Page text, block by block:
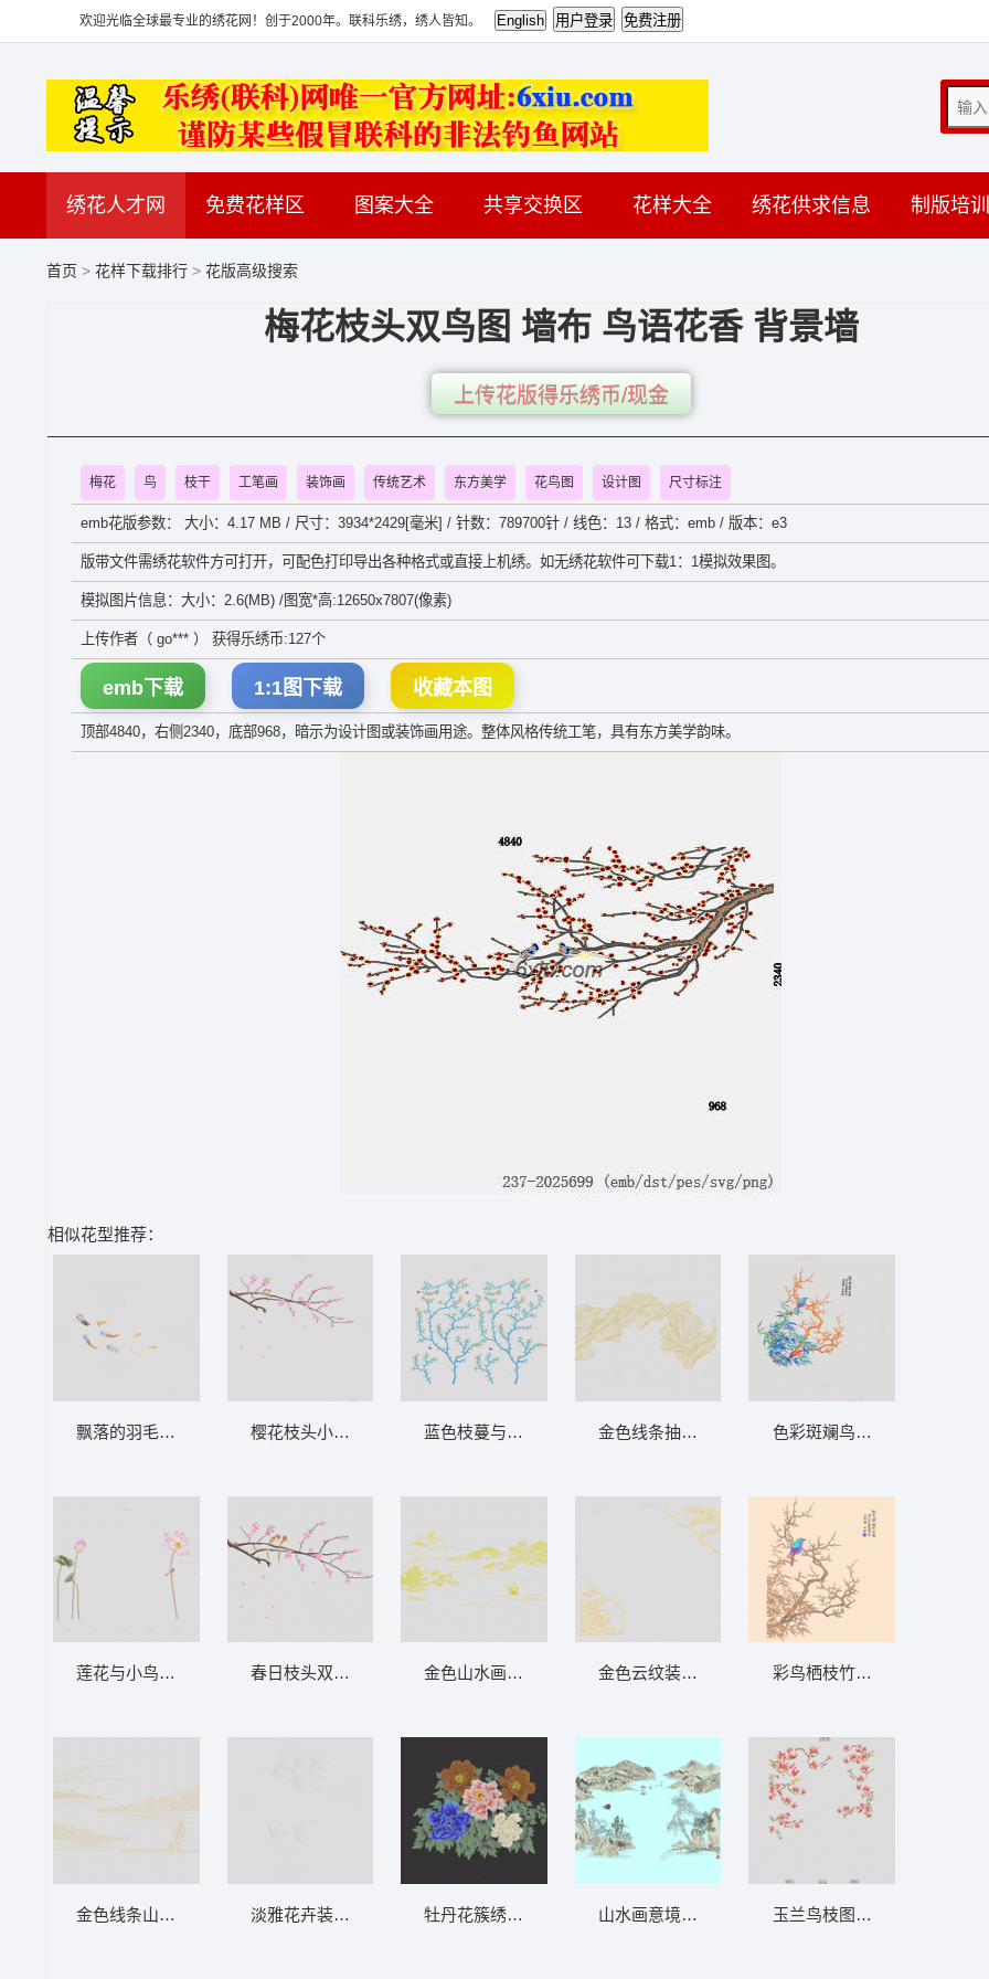
欢迎光临全球最专业的绣花网！创于2000年。联科乐绣，绣人皆知。
绣花人才网 免费花样区 图案大全 共享交换区 花样大全 绣花供求信息 制版培训
首页 > 花样下载排行 > 花版高级搜索
梅花枝头双鸟图 墙布 鸟语花香 背景墙
上传花版得乐绣币/现金
梅花 鸟 枝干 工笔画 装饰画 传统艺术 东方美学 花鸟图 设计图 尺寸标注
emb花版参数： 大小：4.17 MB / 尺寸：3934*2429[毫米] / 针数：789700针 / 线色：13 / 格式：emb / 版本：e3
版带文件需绣花软件方可打开，可配色打印导出各种格式或直接上机绣。如无绣花软件可下载1：1模拟效果图。
模拟图片信息：大小：2.6(MB) /图宽*高:12650x7807(像素)
上传作者（ go*** ） 获得乐绣币:127个
emb下载 1:1图下载 收藏本图
顶部4840，右侧2340，底部968，暗示为设计图或装饰画用途。整体风格传统工笔，具有东方美学韵味。
相似花型推荐：
飘落的羽毛与数字背景 墙布 羽毛 背景墙
莲花与小鸟静谧图景 墙布 荷花 背景墙
金色线条山水帆船图 墙布 山水帆船 背景墙
樱花枝头小鸟栖息 墙布 鸟语花香 背景墙
春日枝头双鸟栖 墙布 鸟语花香 背景墙
淡雅花卉装饰图案 墙布 荷花 背景墙
蓝色枝蔓与蝴蝶装饰图案 墙布 树 背景墙
金色山水画背景 墙布 亭台楼阁 风景 山 背
牡丹花簇绣图案 墙布 花开富贵 牡丹花 背
金色线条抽象波浪图案 墙布 现代线条 背景
金色云纹装饰灰背景 墙布 抽象 背景墙
山水画意境图 墙布 中国风山水画 背景墙
色彩斑斓鸟栖枝头图 墙布 鸟
彩鸟栖枝竹影图 墙布 鸟语花
玉兰鸟枝图样 墙布 玉兰花 背